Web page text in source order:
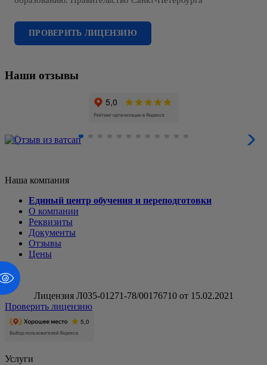
ПРОВЕРИТЬ ЛИЦЕНЗИЮ
Наши отзывы
Наша компания
Единый центр обучения и переподготовки
О компании
Реквизиты
Документы
Отзывы
Цены
Лицензия Л035-01271-78/00176710 от 15.02.2021
Проверить лицензию
Услуги